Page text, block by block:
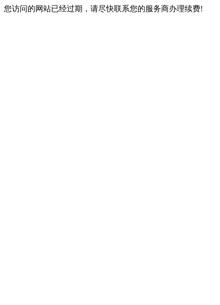
您访问的网站已经过期，请尽快联系您的服务商办理续费!